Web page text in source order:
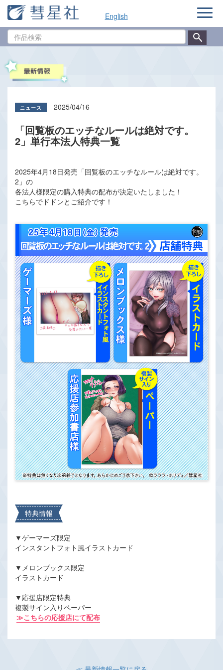
English
品
ナ
ゲ
2025/04/16
「回覧板のエッチなルールは絶対です。
2」単行本法人特典一覧
2025年4月18日発売「回覧板のエッチなルールは絶対です。
2」の
各法人様限定の購入特典の配布が決定いたしました！
こちらでドドンとご紹介です！
特典情報
▼ゲーマーズ限定
インスタントフォト風イラストカード
▼メロンブックス限定
イラストカード
▼応援店限定特典
複製サイン入りペーパー
≫こちらの応援店にて配布